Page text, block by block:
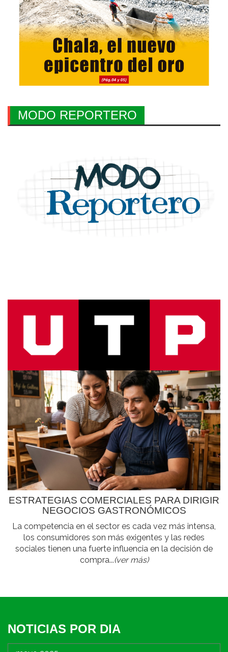
MODO REPORTERO
ESTRATEGIAS COMERCIALES PARA DIRIGIR
NEGOCIOS GASTRONÓMICOS
La competencia en el sector es cada vez más intensa,
los consumidores son más exigentes y las redes
sociales tienen una fuerte influencia en la decisión de
compra...(ver más)
NOTICIAS POR DIA